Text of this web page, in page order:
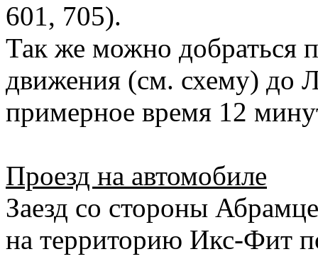
601, 705).
Так же можно добраться
движения (см. схему) до
примерное время 12
Проезд на автомобиле
Заезд со стороны
на территорию Икс-Фит